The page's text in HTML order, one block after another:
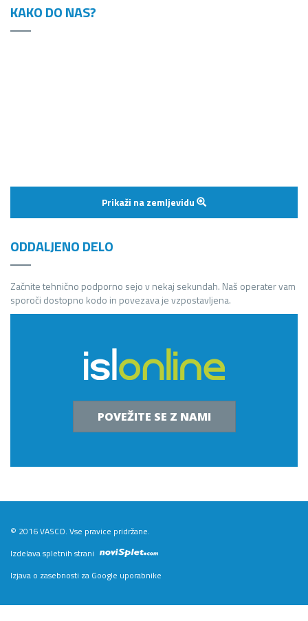
KAKO DO NAS?
Prikaži na zemljevidu
ODDALJENO DELO
Začnite tehnično podporno sejo v nekaj sekundah. Naš operater vam
sporoči dostopno kodo in povezava je vzpostavljena.
POVEŽITE SE Z NAMI
© 2016 VASCO. Vse pravice pridržane.
Izdelava spletnih strani
Izjava o zasebnosti za Google uporabnike